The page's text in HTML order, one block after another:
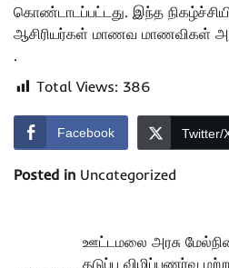
கொண்டாடப்பட்டது. இந்த
ஆசிரியர்கள் மாணவ மாணவிகள்
.
Total Views: 386
Facebook Twitter/
Posted in Uncategorized
ஊட்டமலை அரசு
தடுப்பு விழிப்புணர்வு